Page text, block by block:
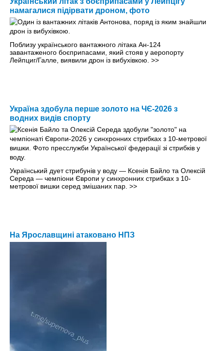
намагалися підірвати дроном, фото
Поблизу українського вантажного літака Ан-124
завантаженого боєприпасами, який стояв у аеропорту
Лейпциг/Галле, виявили дрон із вибухівкою. >>
Україна здобула перше золото на ЧЄ-2026 з
водних видів спорту
Український дует стрибунів у воду — Ксенія Байло та Олексій
Середа — чемпіони Європи у синхронних стрибках з 10-
метрової вишки серед змішаних пар. >>
На Ярославщині атаковано НПЗ